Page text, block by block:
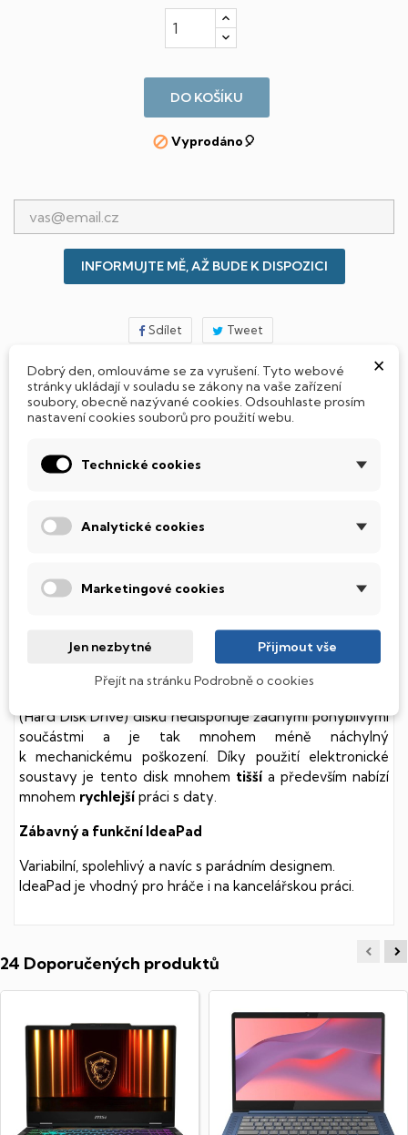
DO KOŠÍKU
Vyprodáno🎈
INFORMUJTE MĚ, AŽ BUDE K DISPOZICI
Sdílet Tweet
Jak si vybrat notebook nebo počítač?
Připraveno - zapnete a okamžitě pracujte
POPIS PARAMETRY PRODUKTU
SSD Disk
Tento notebook je vybavenSSD(Solid State Drive)
(Hard Disk Drive) disků nedisponuje žádnými pohyblivými
součástmi a je tak mnohem méně náchylný
k mechanickému poškození. Díky použití elektronické
soustavy je tento disk mnohem tišší a především nabízí
mnohem rychlejší práci s daty.
Zábavný a funkční IdeaPad
Variabilní, spolehlivý a navíc s parádním designem.
IdeaPad je vhodný pro hráče i na kancelářskou práci.
24 Doporučených produktů
×
Dobrý den, omlouváme se za vyrušení. Tyto webové
stránky ukládají v souladu se zákony na vaše zařízení
soubory, obecně nazývané cookies. Odsouhlaste prosím
nastavení cookies souborů pro použití webu.
Technické cookies
Analytické cookies
Marketingové cookies
Jen nezbytné Přijmout vše
Přejít na stránku Podrobně o cookies